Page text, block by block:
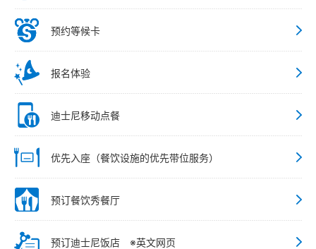
预约等候卡
报名体验
迪士尼移动点餐
优先入座（餐饮设施的优先带位服务）
预订餐饮秀餐厅
预订迪士尼饭店 ※英文网页